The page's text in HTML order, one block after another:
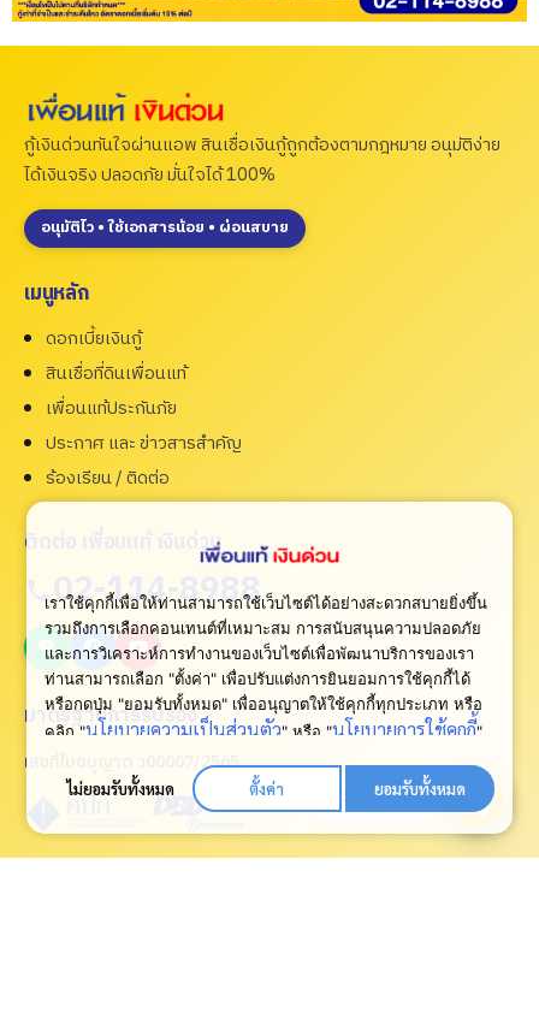
กู้เงินด่วนทันใจผ่านแอพ สินเชื่อเงินกู้ถูกต้องตามกฎหมาย อนุมัติง่าย
ได้เงินจริง ปลอดภัย มั่นใจได้ 100%
อนุมัติไว • ใช้เอกสารน้อย • ผ่อนสบาย
เมนูหลัก
ดอกเบี้ยเงินกู้
สินเชื่อที่ดินเพื่อนแท้
เพื่อนแท้ประกันภัย
ประกาศ และ ข่าวสารสำคัญ
ร้องเรียน / ติดต่อ
ติดต่อ เพื่อนแท้ เงินด่วน
02-114-8988
มาตรฐานการรับรอง
เลขที่ใบอนุญาต ว00007/2565
เราใช้คุกกี้เพื่อให้ท่านสามารถใช้เว็บไซต์ได้อย่างสะดวกสบายยิ่งขึ้น
รวมถึงการเลือกคอนเทนต์ที่เหมาะสม การสนับสนุนความปลอดภัย
และการวิเคราะห์การทำงานของเว็บไซต์เพื่อพัฒนาบริการของเรา
ท่านสามารถเลือก "ตั้งค่า" เพื่อปรับแต่งการยินยอมการใช้คุกกี้ได้
หรือกดปุ่ม "ยอมรับทั้งหมด" เพื่ออนุญาตให้ใช้คุกกี้ทุกประเภท หรือ
คลิก "นโยบายความเป็นส่วนตัว" หรือ "นโยบายการใช้คุกกี้"
ไม่ยอมรับทั้งหมด ตั้งค่า ยอมรับทั้งหมด
ปรึกษาเรา
Open